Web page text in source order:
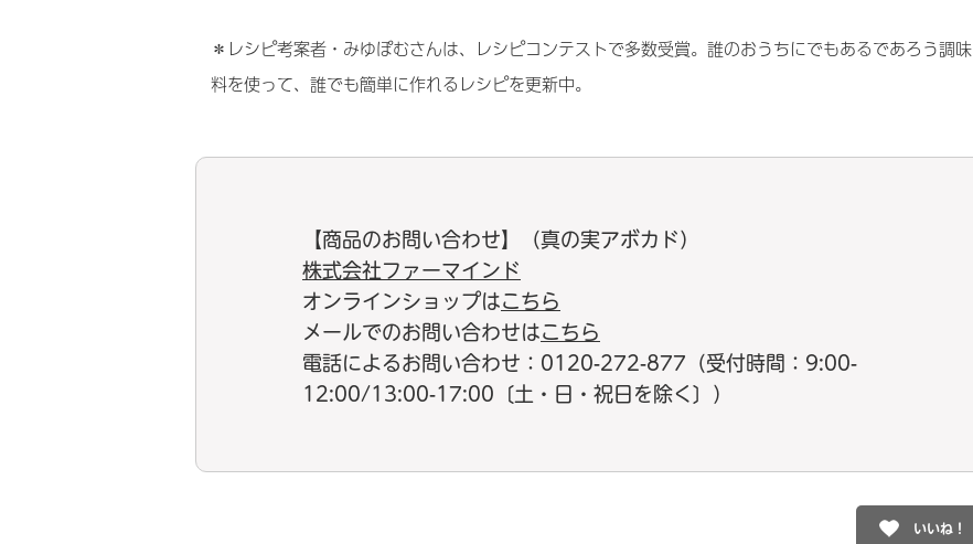
＊レシピ考案者・みゆぽむさんは、レシピコンテストで多数受賞。誰のおうちにでもあるであろう調味
料を使って、誰でも簡単に作れるレシピを更新中。
【商品のお問い合わせ】（真の実アボカド）
株式会社ファーマインド
オンラインショップはこちら
メールでのお問い合わせはこちら
電話によるお問い合わせ：0120-272-877（受付時間：9:00-
12:00/13:00-17:00〔土・日・祝日を除く〕）
いいね！